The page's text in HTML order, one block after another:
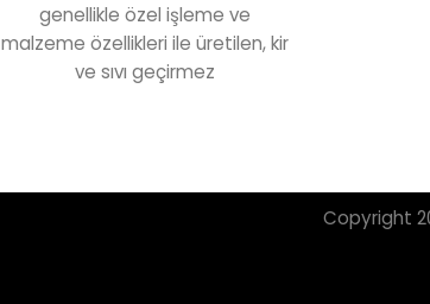
genellikle özel işleme ve
malzeme özellikleri ile üretilen, kir
ve sıvı geçirmez
Copyright